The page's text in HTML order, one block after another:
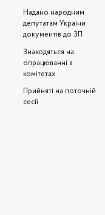
Надано народним
депутатам України
документів до ЗП
Знаходяться на
опрацюванні в
комітетах
Прийняті на поточній
сесії